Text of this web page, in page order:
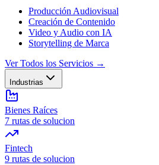
Producción Audiovisual
Creación de Contenido
Video y Audio con IA
Storytelling de Marca
Ver Todos los Servicios →
Industrias
Bienes Raíces
7 rutas de solucion
Fintech
9 rutas de solucion